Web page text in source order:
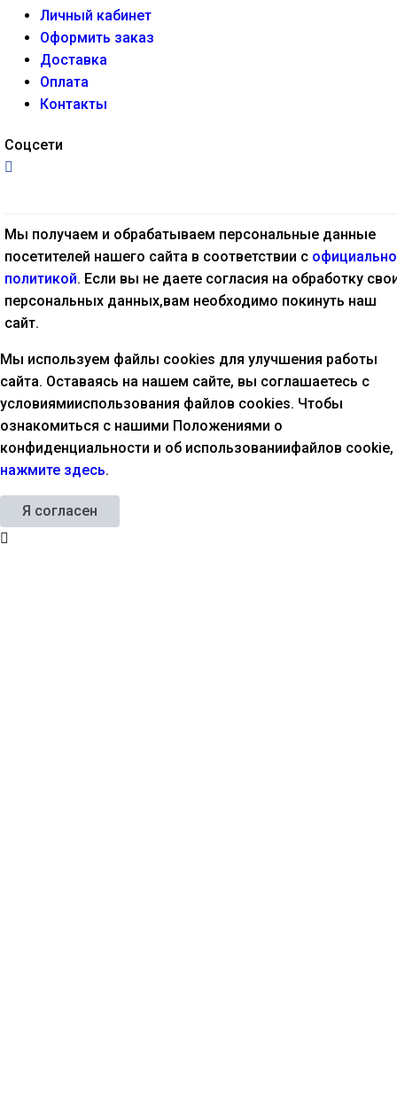
Личный кабинет
Оформить заказ
Доставка
Оплата
Контакты
Соцсети
Мы получаем и обрабатываем персональные данные
посетителей нашего сайта в соответствии с
политикой. Если вы не даете согласия на обработку
персональных данных,вам необходимо покинуть наш
сайт.
Мы используем файлы cookies для улучшения работы
сайта. Оставаясь на нашем сайте, вы соглашаетесь с
условиямииспользования файлов cookies. Чтобы
ознакомиться с нашими Положениями о
конфиденциальности и об использованиифайлов cookie,
нажмите здесь.
Я согласен